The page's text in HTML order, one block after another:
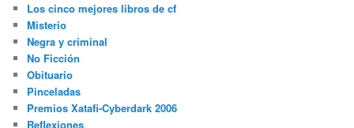
Los cinco mejores libros de cf
Misterio
Negra y criminal
No Ficción
Obituario
Pinceladas
Premios Xatafi-Cyberdark 2006
Reflexiones